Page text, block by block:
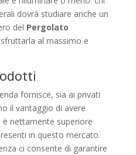
dovrà studiare anche un
del Pergolato
al massimo e
fornisce, sia ai privati
il vantaggio di avere
è nettamente superiore
in questo mercato.
ci consente di garantire